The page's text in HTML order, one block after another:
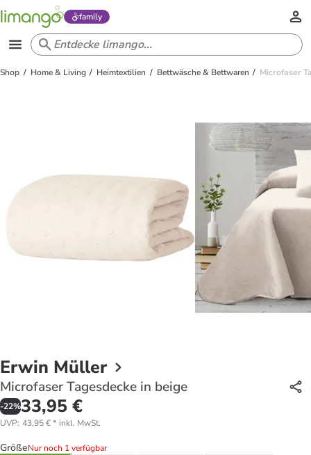
family
Shop Home & Living Heimtextilien Bettwäsche & Bettwaren Microfaser
Erwin Müller
Microfaser Tagesdecke in beige
-22%33,95 €
UVP: 43,95 €* inkl. MwSt.
GrößeNur noch 1 verfügbar